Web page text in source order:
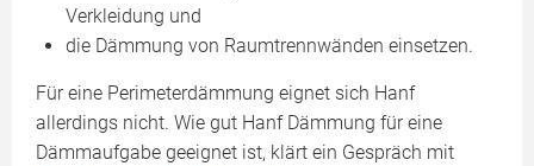
Verkleidung und
die Dämmung von Raumtrennwänden einsetzen.
Für eine Perimeterdämmung eignet sich Hanf
allerdings nicht. Wie gut Hanf Dämmung für eine
Dämmaufgabe geeignet ist, klärt ein Gespräch mit